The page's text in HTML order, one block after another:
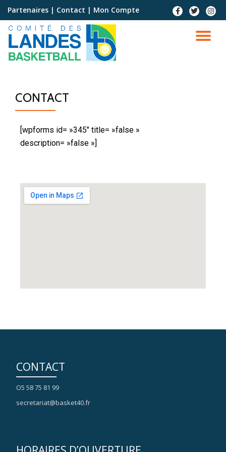
Aller
contenu
Partenaires | Contact | Mon Compte
CONTACT
[wpforms id= »345″ title= »false »
description= »false »]
CONTACT
O5 58 75 81 99
secretariat@basket40.fr